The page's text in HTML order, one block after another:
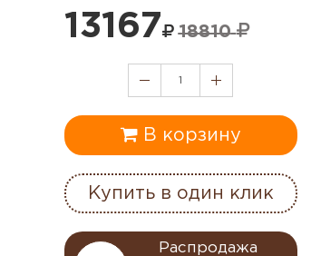
13167 18810
1
В корзину
Купить в один клик
Распродажа